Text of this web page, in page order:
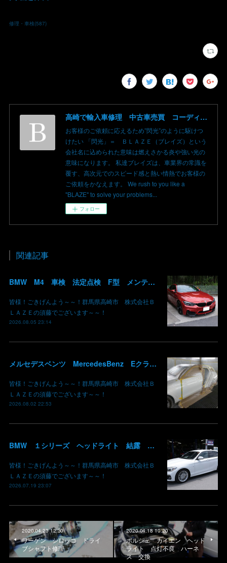
修理・車検(587)
高崎で輸入車修理 中古車売買 コーディングならBLAZE（ブレイズ）へ│BLAZE Total Car Support & Modify in Takasaki Gunma
お客様のご依頼に応えるため”閃光”のように駆けつ
けたい 「閃光」＝ ＢＬＡＺＥ（ブレイズ）という
会社名に込められた意味は燃えさかる炎や強い光の
意味になります。 私達ブレイズは、車業界の常識を
覆す、高次元でのスピード感と熱い情熱でお客様の
ご依頼をかなえます。 We rush to you like a
"BLAZE" to solve your problems...
フォロー
関連記事
BMW M4 車検 法定点検 F型 メンテナンス ロアアーム 交換 群馬 高崎
皆様！ごきげんよう～～！群馬県高崎市 株式会社Ｂ
ＬＡＺＥの須藤でございます～～！
2026.08.05 23:14
メルセデスベンツ MercedesBenz Eクラス 213 板金 鈑金 修理 ドア バンパー サイドスカート クォーターパネル 保険 群馬 高崎
皆様！ごきげんよう～～！群馬県高崎市 株式会社Ｂ
ＬＡＺＥの須藤でございます～～！
2026.08.02 22:53
BMW １シリーズ ヘッドライト 結露 浸水 シーリング加工 水滴 株式会社BLAZE
皆様！ごきげんよう～～！群馬県高崎市 株式会社Ｂ
ＬＡＺＥの須藤でございます～～！
2026.07.19 23:07
2020.04.20 12:30
ワーゲン シロッコ ドライ
ブシャフト修理
2020.04.18 10:20
ポルシェ カイエン ヘッド
ライト 点灯不良 ハーネ
ス 交換